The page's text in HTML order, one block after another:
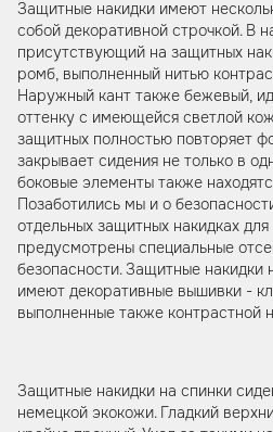
Защитные накидки имеют
собой декоративной строчкой. В
присутствующий на защитных
ромб, выполненный нитью
Наружный кант также бежевый,
оттенку с имеющейся светлой
защитных полностью повторяет
закрывает сидения не только в
боковые элементы также
Позаботились мы и о
отдельных защитных накидках
предусмотрены специальные
безопасности. Защитные накидки
имеют декоративные вышивки -
выполненные также контрастной
Защитные накидки на спинки
немецкой экокожи. Гладкий